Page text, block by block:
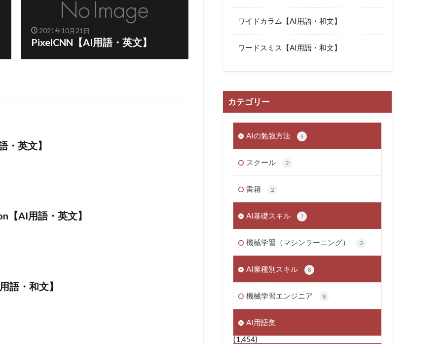
2021年10月21日
PixelCNN【AI用語・英文】
・英文】
AI用語・英文】
語・和文】
ワイドカラム【AI用語・和文】
ワードスミス【AI用語・和文】
カテゴリー
AIの勉強方法 6
スクール 2
書籍 2
AI基礎スキル 7
機械学習（マシンラーニング） 3
AI業種別スキル 8
機械学習エンジニア 8
AI用語集
(1,454)